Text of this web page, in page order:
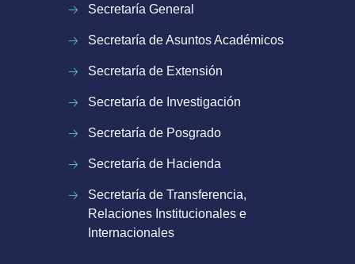
Secretaría General
Secretaría de Asuntos Académicos
Secretaría de Extensión
Secretaría de Investigación
Secretaría de Posgrado
Secretaría de Hacienda
Secretaría de Transferencia,
Relaciones Institucionales e
Internacionales